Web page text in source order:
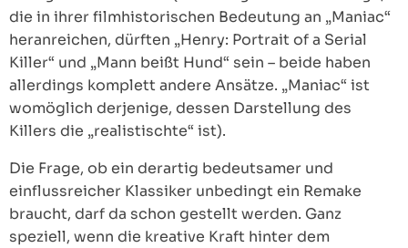
die in ihrer filmhistorischen Bedeutung an „Maniac“
heranreichen, dürften „Henry: Portrait of a Serial
Killer“ und „Mann beißt Hund“ sein – beide haben
allerdings komplett andere Ansätze. „Maniac“ ist
womöglich derjenige, dessen Darstellung des
Killers die „realistischte“ ist).
Die Frage, ob ein derartig bedeutsamer und
einflussreicher Klassiker unbedingt ein Remake
braucht, darf da schon gestellt werden. Ganz
speziell, wenn die kreative Kraft hinter dem